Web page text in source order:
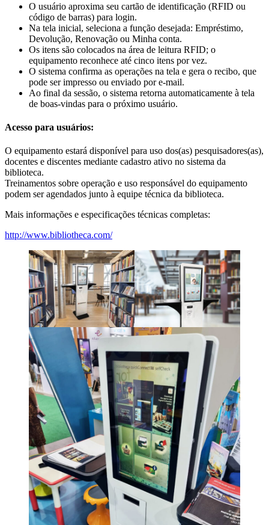
O usuário aproxima seu cartão de identificação (RFID ou
código de barras) para login.
Na tela inicial, seleciona a função desejada: Empréstimo,
Devolução, Renovação ou Minha conta.
Os itens são colocados na área de leitura RFID; o
equipamento reconhece até cinco itens por vez.
O sistema confirma as operações na tela e gera o recibo, que
pode ser impresso ou enviado por e-mail.
Ao final da sessão, o sistema retorna automaticamente à tela
de boas-vindas para o próximo usuário.
Acesso para usuários:
O equipamento estará disponível para uso dos(as) pesquisadores(as),
docentes e discentes mediante cadastro ativo no sistema da
biblioteca.
Treinamentos sobre operação e uso responsável do equipamento
podem ser agendados junto à equipe técnica da biblioteca.
Mais informações e especificações técnicas completas:
http://www.bibliotheca.com/